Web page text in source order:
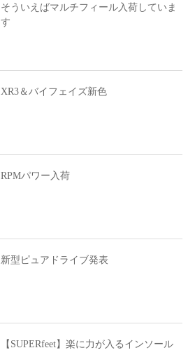
そういえばマルチフィール入荷していま
す
XR3＆バイフェイズ新色
RPMパワー入荷
新型ピュアドライブ発表
【SUPERfeet】楽に力が入るインソール